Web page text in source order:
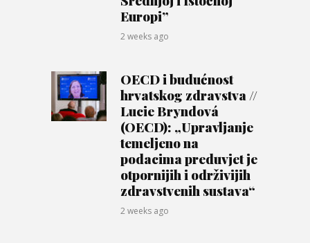
Europi”
2 weeks ago
OECD i budućnost
hrvatskog zdravstva //
Lucie Bryndová
(OECD): „Upravljanje
temeljeno na
podacima preduvjet je
otpornijih i održivijih
zdravstvenih sustava“
2 weeks ago